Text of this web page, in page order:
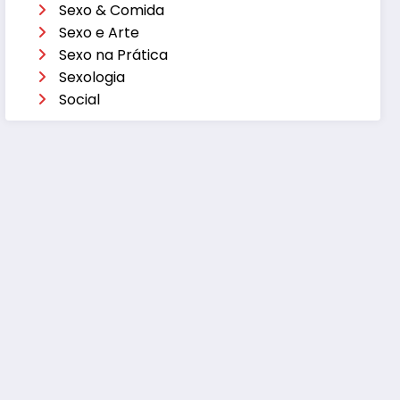
Sexo & Comida
Sexo e Arte
Sexo na Prática
Sexologia
Social